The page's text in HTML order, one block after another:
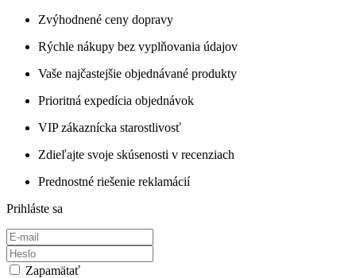
Zvýhodnené ceny dopravy
Rýchle nákupy bez vyplňovania údajov
Vaše najčastejšie objednávané produkty
Prioritná expedícia objednávok
VIP zákaznícka starostlivosť
Zdieľajte svoje skúsenosti v recenziach
Prednostné riešenie reklamácií
Prihláste sa
Zapamätať